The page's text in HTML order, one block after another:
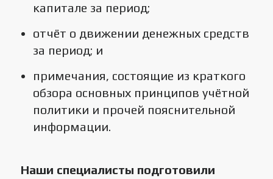
капитале за период;
отчёт о движении денежных средств
за период; и
примечания, состоящие из краткого
обзора основных принципов учётной
политики и прочей пояснительной
информации.
Наши специалисты подготовили